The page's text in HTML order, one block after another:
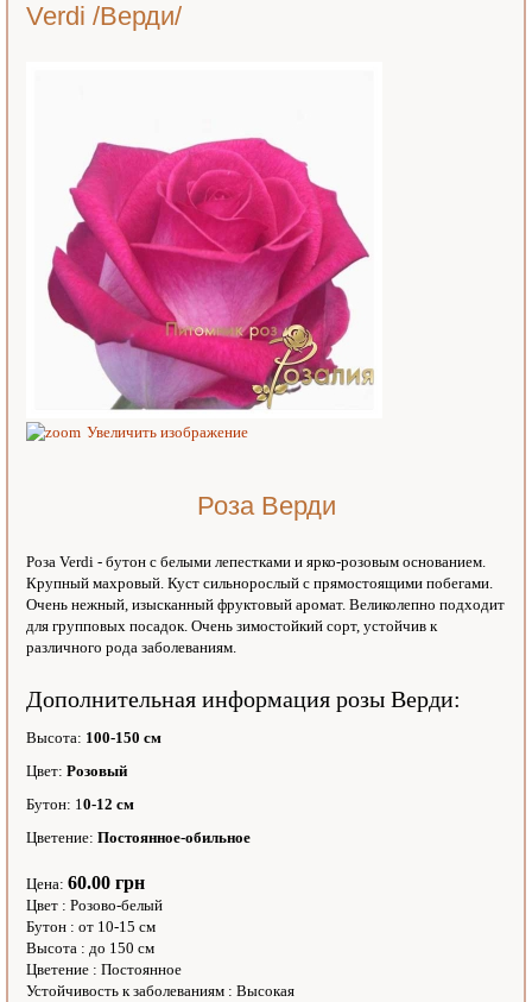
Verdi /Верди/
Увеличить изображение
Роза Верди
Роза Verdi - бутон с белыми лепестками и ярко-розовым основанием.
Крупный махровый. Куст сильнорослый с прямостоящими побегами.
Очень нежный, изысканный фруктовый аромат. Великолепно подходит
для групповых посадок. Очень зимостойкий сорт, устойчив к
различного рода заболеваниям.
Дополнительная информация розы Верди:
Высота: 100-150 см
Цвет: Розовый
Бутон: 10-12 см
Цветение: Постоянное-обильное
Цена: 60.00 грн
Цвет : Розово-белый
Бутон : от 10-15 см
Высота : до 150 см
Цветение : Постоянное
Устойчивость к заболеваниям : Высокая